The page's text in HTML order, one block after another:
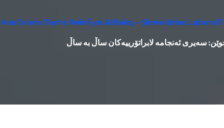
Analîzkera Testa Xwînê ya AI Belaş - Şîrovekirina
سەیری ئەنجامە لابراتۆرییەکان ساڵ بە ساڵ